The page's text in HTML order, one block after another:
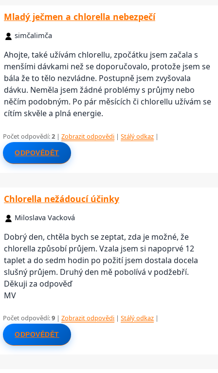
Mladý ječmen a chlorella nebezpečí
simčalimča
Ahojte, také užívám chlorellu, zpočátku jsem začala s
menšími dávkami než se doporučovalo, protože jsem se
bála že to tělo nezvládne. Postupně jsem zvyšovala
dávku. Neměla jsem žádné problémy s průjmy nebo
něčím podobným. Po pár měsících či chlorellu užívám se
cítím skvěle a plná energie.
Počet odpovědí:2 |Zobrazit odpovědi |Stálý odkaz |
ODPOVĚDĚT
Chlorella nežádoucí účinky
Miloslava Vacková
Dobrý den, chtěla bych se zeptat, zda je možné, že
chlorella způsobí průjem. Vzala jsem si napoprvé 12
taplet a do sedm hodin po požití jsem dostala docela
slušný průjem. Druhý den mě pobolívá v podžebří.
Děkuji za odpověď
MV
Počet odpovědí:9 |Zobrazit odpovědi |Stálý odkaz |
ODPOVĚDĚT